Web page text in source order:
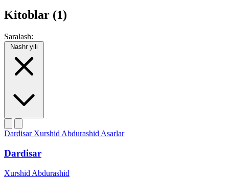
Kitoblar (1)
Saralash:
Nashr yili
Dardisar Xurshid Abdurashid Asarlar
Dardisar
Xurshid Abdurashid